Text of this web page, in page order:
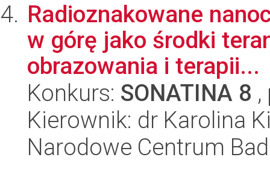
Radioznakowane
w górę jako środki
obrazowania i terapii...
Konkurs: SONATINA 8
Kierownik: dr Karolina
Narodowe Centrum